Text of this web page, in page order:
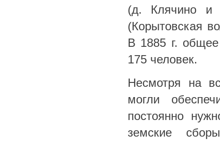
(д. Клячино и
(Корытовская
В 1885 г. общее
175 человек.
Несмотря на
могли
постоянно
земские